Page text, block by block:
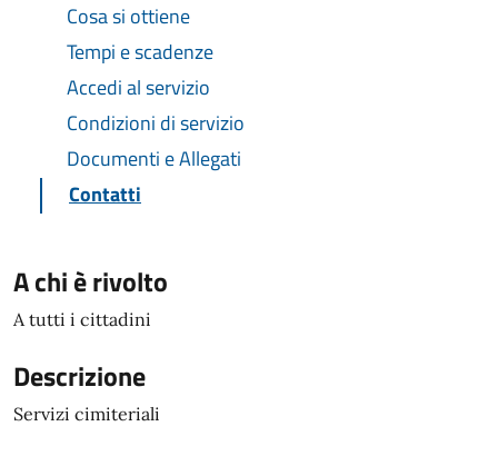
Cosa si ottiene
Tempi e scadenze
Accedi al servizio
Condizioni di servizio
Documenti e Allegati
Contatti
A chi è rivolto
A tutti i cittadini
Descrizione
Servizi cimiteriali